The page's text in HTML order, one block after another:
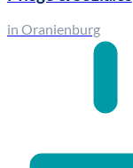
in Oranienburg